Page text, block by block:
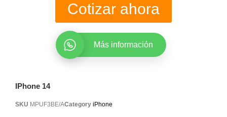
Cotizar ahora
Más información
IPhone 14
SKU MPUF3BE/ACategory iPhone